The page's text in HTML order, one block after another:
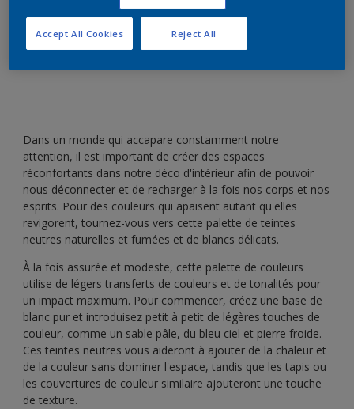
vraiment tranquille.
Dans un monde qui accapare constamment notre
attention, il est important de créer des espaces
réconfortants dans notre déco d'intérieur afin de pouvoir
nous déconnecter et de recharger à la fois nos corps et nos
esprits. Pour des couleurs qui apaisent autant qu'elles
revigorent, tournez-vous vers cette palette de teintes
neutres naturelles et fumées et de blancs délicats.
À la fois assurée et modeste, cette palette de couleurs
utilise de légers transferts de couleurs et de tonalités pour
un impact maximum. Pour commencer, créez une base de
blanc pur et introduisez petit à petit de légères touches de
couleur, comme un sable pâle, du bleu ciel et pierre froide.
Ces teintes neutres vous aideront à ajouter de la chaleur et
de la couleur sans dominer l'espace, tandis que les tapis ou
les couvertures de couleur similaire ajouteront une touche
de texture.
Reject All
Accept All Cookies